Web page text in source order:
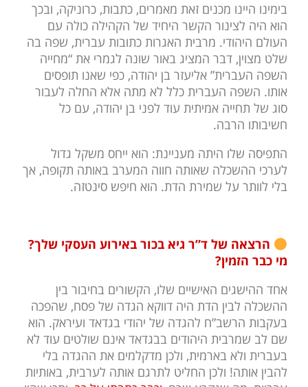
בימינו היינו מכנים זאת מאמרים, כתבות, כרוניקה, ובכך
הוא היה לצינור הקשר היחיד של הקהילה כולה עם
העולם היהודי. מרבית האגרות כתובות עברית, שפה בה
שלט מצוין, דבר המציג באור שונה לגמרי את “מחייה
השפה העברית” אליעזר בן יהודה, כפי שאנו תופסים
אותו. השפה העברית כלל לא מתה אלא החלה לעבור
סוג של תחייה אמיתית עוד לפני בן יהודה, עם כל
חשיבותו הרבה.
התפיסה שלו היתה מעניינת: הוא ייחס משקל גדול
לערכי ההשכלה שאותה חווה המערב באותה תקופה, אך
בלי לוותר על שמירת הדת. הוא חיפש סינטזה.
הרצאה של ד”ר גיא בכור באירוע העסקי שלך?
מי כבר הזמין?
אחד ההישגים האישיים שלו, הקשורים בחיבור בין
ההשכלה לבין הדת היה דווקא הגדה של פסח, שהפכה
בעקבות הרשב”ח להגדה של יהודי בגדאד ועיראק. הוא
שם לב שמרבית היהודים בבגדאד אינם שולטים עוד לא
בעברית ולא בארמית, ולכן מדקלמים את ההגדה בלי
להבין אותה! ולכן החליט לתרגם אותה לערבית, באותיות